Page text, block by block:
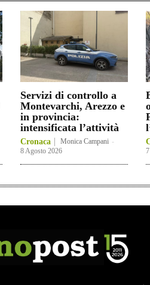
Servizi di controllo a
Montevarchi, Arezzo e
in provincia:
intensificata l’attività
Cronaca Monica Campani -
8 Agosto 2026